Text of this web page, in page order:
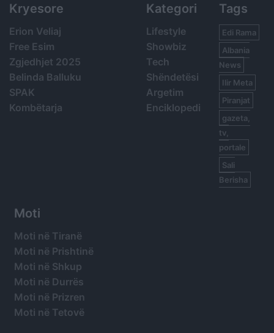
Kryesore
Erion Veliaj
Free Esim
Zgjedhjet 2025
Belinda Balluku
SPAK
Kombëtarja
Kategori
Lifestyle
Showbiz
Tech
Shëndetësi
Argetim
Enciklopedi
Tags
Edi Rama
Albania
News
Ilir Meta
Piranjat
gazeta,
tv,
portale
Sali
Berisha
Moti
Moti në Tiranë
Moti në Prishtinë
Moti në Shkup
Moti në Durrës
Moti në Prizren
Moti në Tetovë